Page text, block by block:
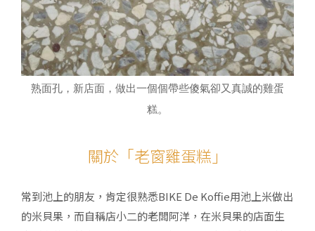
熟面孔，新店面，做出一個個帶些傻氣卻又真誠的雞蛋
糕。
關於「老窗雞蛋糕」
常到池上的朋友，肯定很熟悉BIKE De Koffie用池上米做出
的米貝果，而自稱店小二的老闆阿洋，在米貝果的店面生